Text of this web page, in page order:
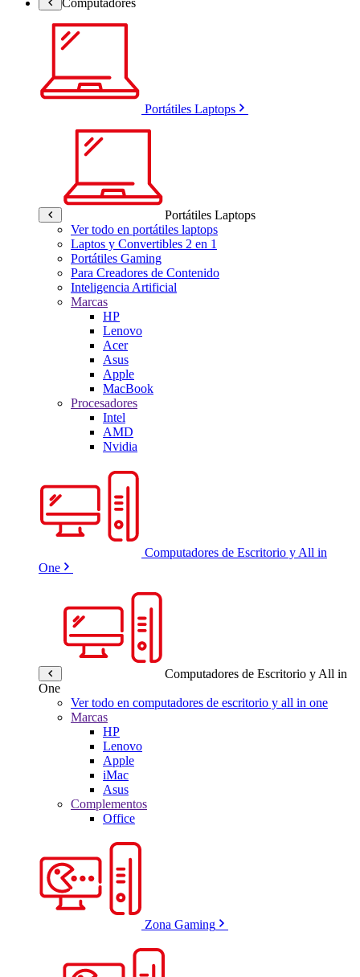
Portátiles Laptops
Portátiles Laptops
Ver todo en portátiles laptops
Laptos y Convertibles 2 en 1
Portátiles Gaming
Para Creadores de Contenido
Inteligencia Artificial
Marcas
HP
Lenovo
Acer
Asus
Apple
MacBook
Procesadores
Intel
AMD
Nvidia
Computadores de Escritorio y All in
One
Computadores de Escritorio y All in
One
Ver todo en computadores de escritorio y all in one
Marcas
HP
Lenovo
Apple
iMac
Asus
Complementos
Office
Zona Gaming